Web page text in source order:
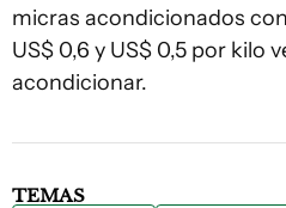
micras acondicionados
US$ 0,6 y US$ 0,5 por kilo
acondicionar.
TEMAS